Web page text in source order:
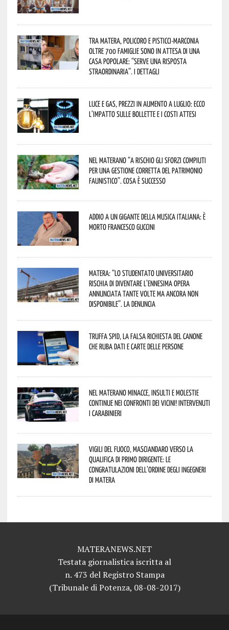
Tra Matera, Policoro e Pisticci-Marconia
oltre 700 famiglie sono in attesa di una
casa popolare: “serve una risposta
straordinaria”. I dettagli
Luce e gas, prezzi in aumento a luglio: ecco
l’impatto sulle bollette e i costi attesi
Nel materano “a rischio gli sforzi compiuti
per una gestione corretta del patrimonio
faunistico”. Cosa è successo
Addio a un gigante della musica italiana: è
morto Francesco Guccini
Matera: “Lo studentato universitario
rischia di diventare l’ennesima opera
annunciata tante volte ma ancora non
disponibile”. La denuncia
Truffa Spid, la falsa richiesta del canone
che ruba dati e carte delle persone
Nel materano minacce, insulti e molestie
continue nei confronti dei vicini! Intervenuti
i Carabinieri
Vigili del Fuoco, Masciandaro verso la
qualifica di Primo Dirigente: le
congratulazioni dell’Ordine degli Ingegneri
di Matera
MATERANEWS.NET
Testata giornalistica iscritta al
n. 473 del Registro Stampa
(Tribunale di Potenza, 08-08-2017)